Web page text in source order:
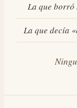
La que borró
La que decía